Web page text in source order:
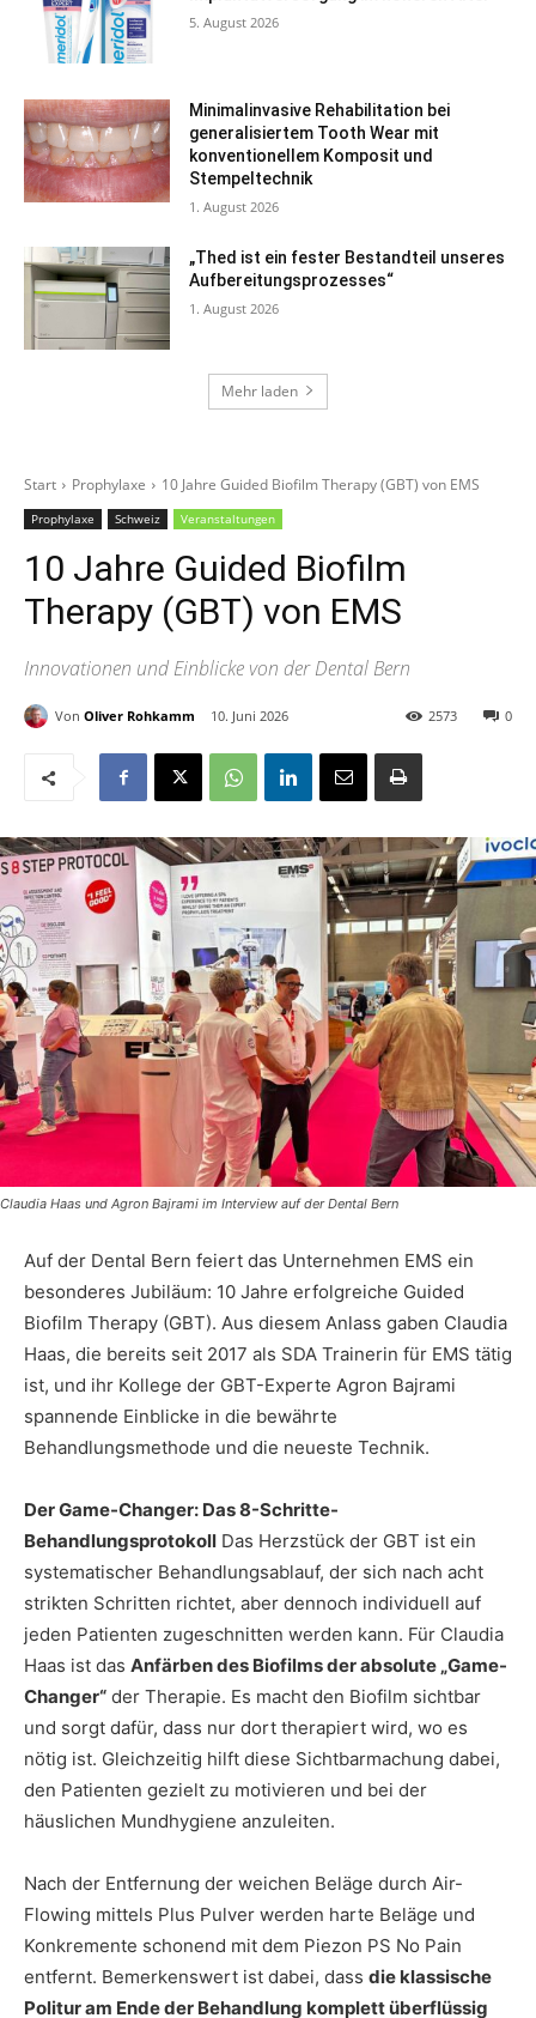
5. August 2026
Minimalinvasive Rehabilitation bei
generalisiertem Tooth Wear mit
konventionellem Komposit und
Stempeltechnik
1. August 2026
„Thed ist ein fester Bestandteil unseres
Aufbereitungsprozesses“
1. August 2026
Mehr laden